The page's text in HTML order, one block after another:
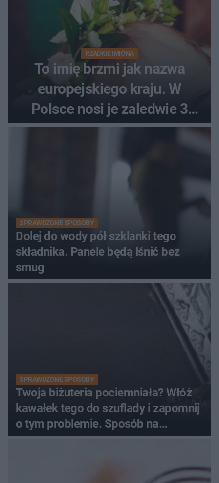
RZADKIE IMIONA
To imię brzmi jak nazwa
europejskiego kraju. W
Polsce nosi je zaledwie 3
kobiety
SPRAWDZONE SPOSOBY
Dolej do wody pół szklanki tego
składnika. Panele będą lśnić bez
smug
SPRAWDZONE SPOSOBY
Twoja biżuteria pociemniała? Włóż
kawałek tego do szuflady i zapomnij
o tym problemie. Sposób na
pociemniałą biżuterię